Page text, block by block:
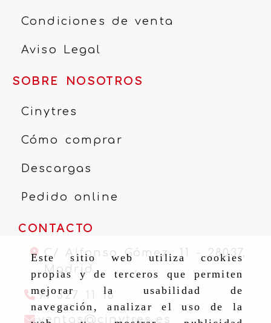
Este sitio web utiliza cookies
propias y de terceros que permiten
mejorar la usabilidad de
navegación, analizar el uso de la
Condiciones de venta
Aviso Legal
SOBRE NOSOTROS
Cinytres
Cómo comprar
Descargas
Pedido online
CONTACTO
C/ Alfonso Gómez, 11 - 28037,
Madrid
91 327 11 16
ventas cinytres.es ventas